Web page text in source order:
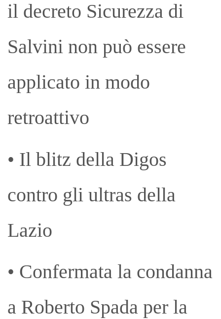
il decreto Sicurezza di
Salvini non può essere
applicato in modo
retroattivo
• Il blitz della Digos
contro gli ultras della
Lazio
• Confermata la condanna
a Roberto Spada per la